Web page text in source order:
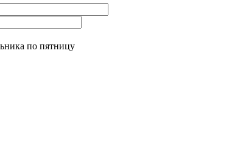
по пятницу